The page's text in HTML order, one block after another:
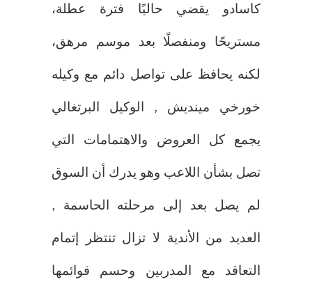
كاسادو يقضي حاليًا فترة عطلة،
مستريحًا ومنفصلًا بعد موسم مرهق،
لكنه يحافظ على تواصل دائم مع وكيله
خورخي مينديش , الوكيل البرتغالي
يجمع كل العروض والاهتمامات التي
تصل بشأن اللاعب وهو يدرك أن السوق
لم يصل بعد إلى مرحلته الحاسمة ,
العديد من الأندية لا تزال تنتظر إتمام
التعاقد مع المدربين وحسم قوائمها